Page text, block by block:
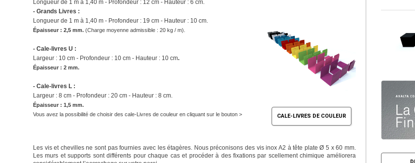
Longueur de 1 m à 1,40 m - Profondeur : 12 cm - Hauteur : 6 cm.
- Grands Livres :
Longueur de 1 m à 1,40 m - Profondeur : 19 cm - Hauteur : 10 cm.
Épaisseur : 2,5 mm. (Charge moyenne admissible : 20 kg / m).
- Cale-livres U :
Largeur : 10 cm - Profondeur : 10 cm - Hauteur : 10 cm.
Épaisseur : 2 mm.
- Cale-livres L :
Largeur : 8 cm - Profondeur : 20 cm - Hauteur : 8 cm.
Épaisseur : 1,5 mm.
Vous avez la possibilité de choisir des cale-Livres de couleur en cliquant sur le bouton >
CALE-LIVRES DE COULEUR
Les vis et chevilles ne sont pas fournies avec les étagères. Nous préconisons des vis inox A2 à tête plate Ø 5 x 60 mm.
Les murs et supports sont différents pour chaque cas et procéder à des fixations par scellement chimique améliorera